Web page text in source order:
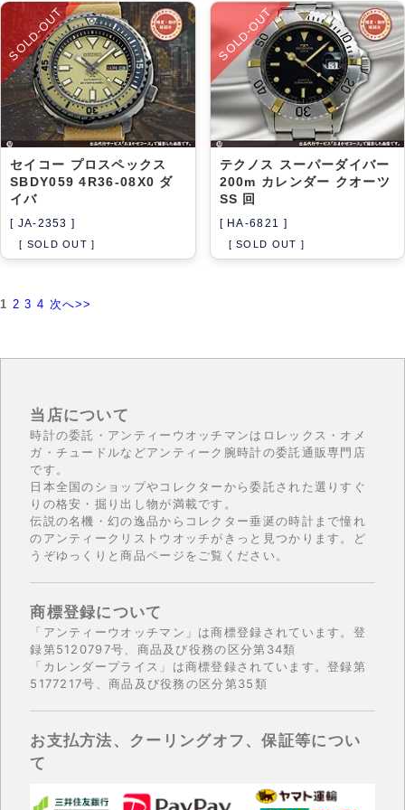
SOLD-OUT
セイコー プロスペックス
SBDY059 4R36-08X0 ダ
イバ
[ JA-2353 ]
[ SOLD OUT ]
SOLD-OUT
テクノス スーパーダイバー
200m カレンダー クオーツ
SS 回
[ HA-6821 ]
[ SOLD OUT ]
1 2 3 4 次へ>>
当店について
時計の委託・アンティーウオッチマンはロレックス・オメ
ガ・チュードルなどアンティーク腕時計の委託通販専門店
です。
日本全国のショップやコレクターから委託された選りすぐ
りの格安・掘り出し物が満載です。
伝説の名機・幻の逸品からコレクター垂涎の時計まで憧れ
のアンティークリストウオッチがきっと見つかります。ど
うぞゆっくりと商品ページをご覧ください。
商標登録について
「アンティーウオッチマン」は商標登録されています。登
録第5120797号、商品及び役務の区分第34類
「カレンダープライス」は商標登録されています。登録第
5177217号、商品及び役務の区分第35類
お支払方法、クーリングオフ、保証等につい
て